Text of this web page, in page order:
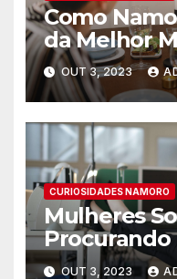
Como
da Melhor
OUT 3, 2023
CURIOSIDADES NAMORO
Mulheres
Procurando
para
OUT 3, 2023